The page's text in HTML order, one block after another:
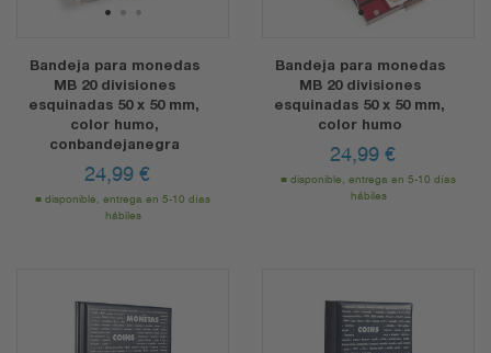
1 2 3
Bandeja para monedas
MB 20 divisiones
esquinadas 50 x 50 mm,
color humo,
conbandejanegra
24,99 €
disponible, entrega en 5-10 días
hábiles
12
Bandeja para monedas
MB 20 divisiones
esquinadas 50 x 50 mm,
color humo
24,99 €
disponible, entrega en 5-10 días
hábiles